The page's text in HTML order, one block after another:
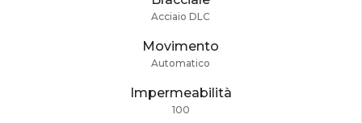
Acciaio DLC
Movimento
Automatico
Impermeabilità
100